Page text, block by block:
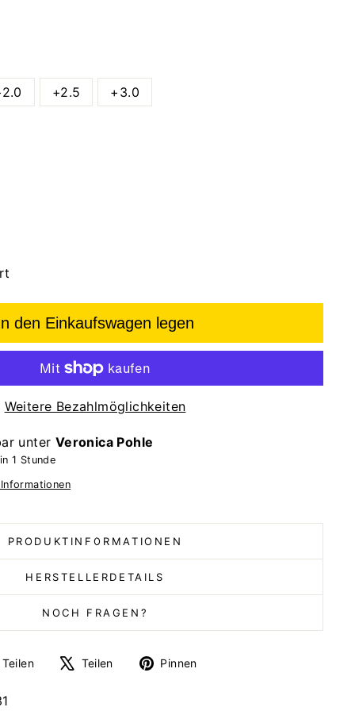
+2.5 +3.0
den Einkaufswagen legen
Weitere Bezahlmöglichkeiten
unter Veronica Pohle
1 Stunde
PRODUKTINFORMATIONEN
HERSTELLERDETAILS
NOCH FRAGEN?
Teilen
Auf
Teilen
Auf
Pinnen